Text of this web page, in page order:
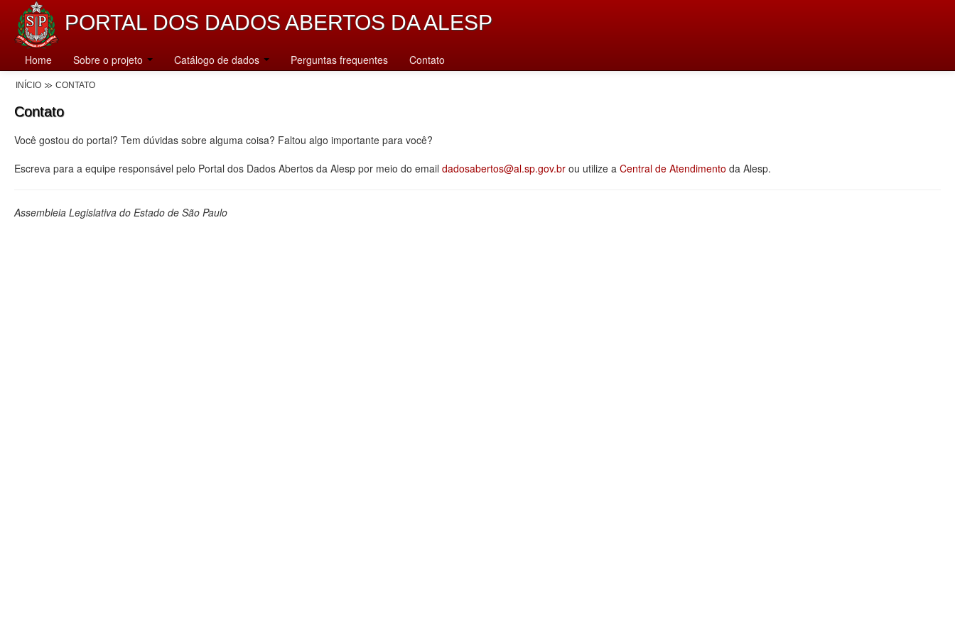
PORTAL DOS DADOS ABERTOS DA ALESP
Home Sobre o projeto Catálogo de dados Perguntas frequentes Contato
INÍCIO CONTATO
Contato
Você gostou do portal? Tem dúvidas sobre alguma coisa? Faltou algo importante para você?
Escreva para a equipe responsável pelo Portal dos Dados Abertos da Alesp por meio do email dadosabertos@al.sp.gov.br ou utilize a Central de Atendimento da Alesp.
Assembleia Legislativa do Estado de São Paulo